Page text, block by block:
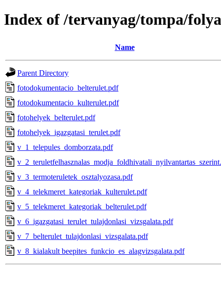
Index of /tervanyag/tompa/
Name
Parent Directory
fotodokumentacio_belterulet.pdf
fotodokumentacio_kulterulet.pdf
fotohelyek_belterulet.pdf
fotohelyek_igazgatasi_terulet.pdf
v_1_telepules_domborzata.pdf
v_3_termoteruletek_osztalyozasa.pdf
v_4_telekmeret_kategoriak_kulterulet.pdf
v_5_telekmeret_kategoriak_belterulet.pdf
v_6_igazgatasi_terulet_tulajdonlasi_vizsgalata.pdf
v_7_belterulet_tulajdonlasi_vizsgalata.pdf
v_8_kialakult beepites_funkcio_es_alagvizsgalata.pdf